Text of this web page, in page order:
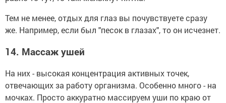
Тем не менее, отдых для глаз вы почувствуете сразу
же. Например, если был "песок в глазах", то он исчезнет.
14. Массаж ушей
На них - высокая концентрация активных точек,
отвечающих за работу организма. Особенно много - на
мочках. Просто аккуратно массируем уши по краю от